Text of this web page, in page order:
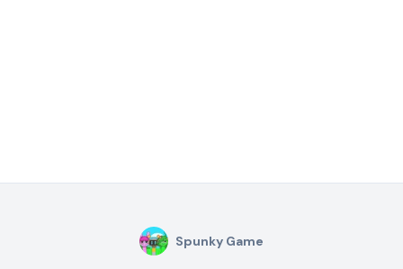
Spunky Game